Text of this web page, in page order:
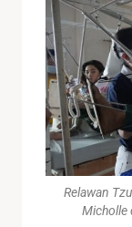
Relawan
Micholle